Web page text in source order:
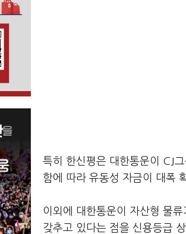
특히 한신평은 대한통운이 CJ
함에 따라 유동성 자금이 대폭
이외에 대한통운이 자산형 물
갖추고 있다는 점을 신용등급